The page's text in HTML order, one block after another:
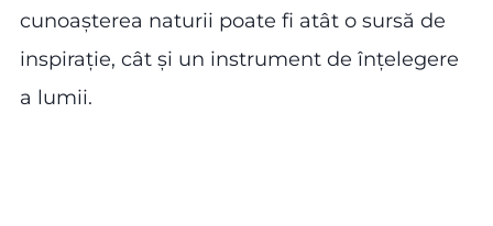
cunoașterea naturii poate fi atât o sursă de
inspirație, cât și un instrument de înțelegere
a lumii.